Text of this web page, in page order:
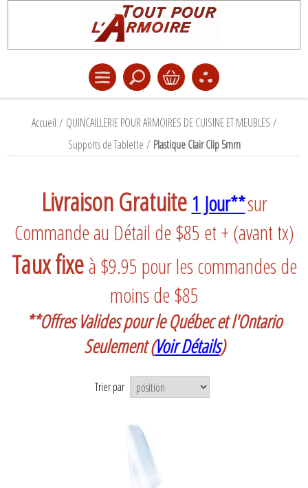
Accueil / QUINCAILLERIE POUR ARMOIRES DE CUISINE ET MEUBLES /
Supports de Tablette / Plastique Clair Clip 5mm
Livraison Gratuite 1 Jour**sur
Commande au Détail de $85 et + (avant tx)
Taux fixeà $9.95 pour les commandes de
moins de $85
**Offres Valides pour le Québec et l'Ontario
Seulement (Voir Détails)
Trier par